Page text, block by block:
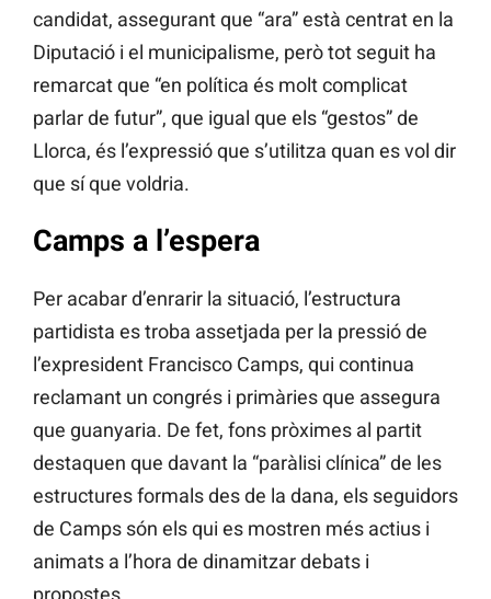
candidat, assegurant que “ara” està centrat en la
Diputació i el municipalisme, però tot seguit ha
remarcat que “en política és molt complicat
parlar de futur”, que igual que els “gestos” de
Llorca, és l’expressió que s’utilitza quan es vol dir
que sí que voldria.
Camps a l’espera
Per acabar d’enrarir la situació, l’estructura
partidista es troba assetjada per la pressió de
l’expresident Francisco Camps, qui continua
reclamant un congrés i primàries que assegura
que guanyaria. De fet, fons pròximes al partit
destaquen que davant la “paràlisi clínica” de les
estructures formals des de la dana, els seguidors
de Camps són els qui es mostren més actius i
animats a l’hora de dinamitzar debats i
propostes.